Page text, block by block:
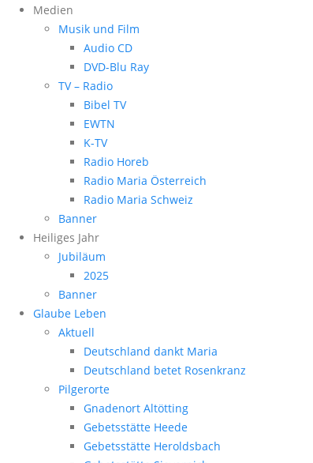
Medien
Musik und Film
Audio CD
DVD-Blu Ray
TV – Radio
Bibel TV
EWTN
K-TV
Radio Horeb
Radio Maria Österreich
Radio Maria Schweiz
Banner
Heiliges Jahr
Jubiläum
2025
Banner
Glaube Leben
Aktuell
Deutschland dankt Maria
Deutschland betet Rosenkranz
Pilgerorte
Gnadenort Altötting
Gebetsstätte Heede
Gebetsstätte Heroldsbach